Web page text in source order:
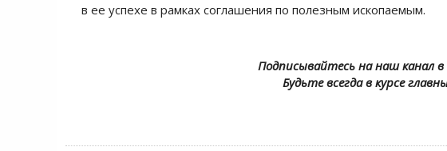
в ее успехе в рамках соглашения по полезным ископаемым.
Подписывайтесь на наш канал в
Будьте всегда в курсе